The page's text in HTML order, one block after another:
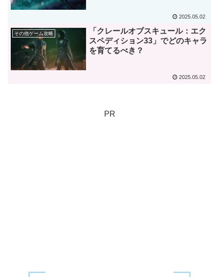
2025.05.02
その他ゲーム攻略
「クレールオブスキュール：エク
スペディション33」でどのキャラ
を育てるべき？
2025.05.02
PR